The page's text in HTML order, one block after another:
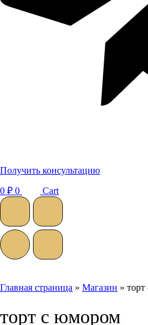
Получить консультацию
0 ₽ 0 Cart
Главная страница » Магазин »
торт с юмором